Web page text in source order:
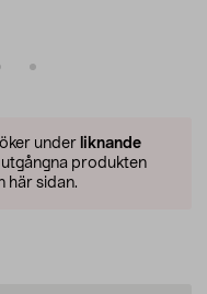
under liknande
produkten
här sidan.